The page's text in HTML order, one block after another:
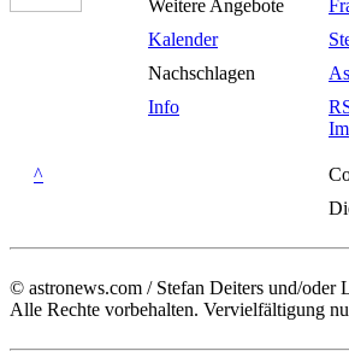
Weitere Angebote
Kalender
Nachschlagen
Info
^
© astronews.com / Stefan Deiters und/oder
Alle Rechte vorbehalten. Vervielfältigung